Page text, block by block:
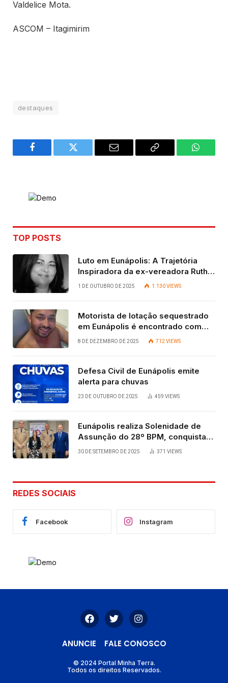
Valdelice Mota.
ASCOM – Itagimirim
destaques
Facebook Twitter Email
Copy
TOP POSTS
Luto em Eunápolis: A Trajetória
Inspiradora da ex-vereadora Ruth
Contadora
1 DE OUTUBRO DE 2025 1.130VIEWS
Motorista de lotação sequestrado
em Eunápolis é encontrado com
vida após quatro dias.
8 DE DEZEMBRO DE 2025 712VIEWS
Defesa Civil de Eunápolis emite
alerta para chuvas
23 DE OUTUBRO DE 2025 459 VIEWS
Eunápolis realiza Solenidade de
Assunção do 28º BPM, conquista
viabilizada por articulação política
30 DE SETEMBRO DE 2025 371 VIEWS
REDES SOCIAIS
Facebook Instagram
ANUNCIE FALE CONOSCO
© 2024 Portal Minha Terra.
Todos os direitos Reservados.